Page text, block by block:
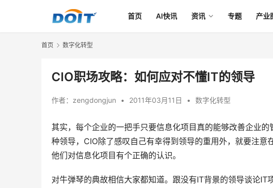
首页 AI快讯 资讯 专题 产业
首页 数字化转型
CIO职场攻略：如何应对不懂IT的领导
作者： zengdongjun • 2011年03月11日 • 数字化转型
其实，每个企业的一把手只要信息化项目真的能够改善企业
种领导，CIO除了感叹自己有幸得到领导的重用外，就要注
他们对信息化项目有个正确的认识。
对牛弹琴的典故相信大家都知道。跟没有IT背景的领导谈论IT